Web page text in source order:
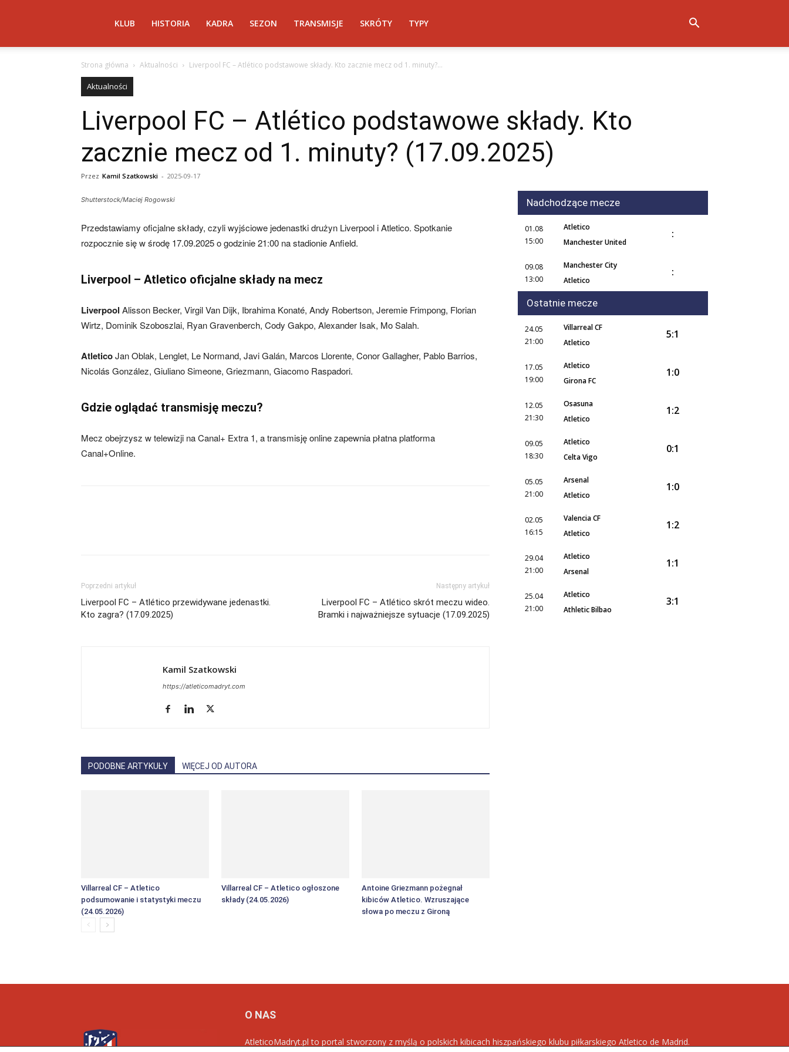
Madryt
AtleticoMadryt.pl
KLUB HISTORIA KADRA SEZON TRANSMISJE SKRÓTY TYPY
Strona główna Aktualności Liverpool FC – Atlético podstawowe składy. Kto zacznie mecz od 1. minuty?...
Aktualności
Liverpool FC – Atlético podstawowe składy. Kto
zacznie mecz od 1. minuty? (17.09.2025)
Przez Kamil Szatkowski - 2025-09-17
Shutterstock/Maciej Rogowski
Przedstawiamy oficjalne składy, czyli wyjściowe jedenastki drużyn Liverpool i Atletico. Spotkanie
rozpocznie się w środę 17.09.2025 o godzinie 21:00 na stadionie Anfield.
Liverpool – Atletico oficjalne składy na mecz
Liverpool Alisson Becker, Virgil Van Dijk, Ibrahima Konaté, Andy Robertson, Jeremie Frimpong, Florian
Wirtz, Dominik Szoboszlai, Ryan Gravenberch, Cody Gakpo, Alexander Isak, Mo Salah.
AtleticoJan Oblak, Lenglet, Le Normand, Javi Galán, Marcos Llorente, Conor Gallagher, Pablo Barrios,
Nicolás González, Giuliano Simeone, Griezmann, Giacomo Raspadori.
Gdzie oglądać transmisję meczu?
Mecz obejrzysz w telewizji na Canal+ Extra 1, a transmisję online zapewnia płatna platforma
Canal+Online.
Poprzedni artykuł
Liverpool FC – Atlético przewidywane jedenastki.
Kto zagra? (17.09.2025)
Następny artykuł
Liverpool FC – Atlético skrót meczu wideo.
Bramki i najważniejsze sytuacje (17.09.2025)
Kamil Szatkowski
https://atleticomadryt.com
PODOBNE ARTYKUŁY WIĘCEJ OD AUTORA
Villarreal CF – Atletico
podsumowanie i statystyki meczu
(24.05.2026)
Villarreal CF – Atletico ogłoszone
składy (24.05.2026)
Antoine Griezmann pożegnał
kibiców Atletico. Wzruszające
słowa po meczu z Gironą
Nadchodzące mecze
01.08
15:00
Atletico
Manchester United
:
09.08
13:00
Manchester City
Atletico
:
Ostatnie mecze
24.05
21:00
Villarreal CF
Atletico
5:1
17.05
19:00
Atletico
Girona FC
1:0
12.05
21:30
Osasuna
Atletico
1:2
09.05
18:30
Atletico
Celta Vigo
0:1
05.05
21:00
Arsenal
Atletico
1:0
02.05
16:15
Valencia CF
Atletico
1:2
29.04
21:00
Atletico
Arsenal
1:1
25.04
21:00
Atletico
Athletic Bilbao
3:1
O NAS
AtleticoMadryt.pl to portal stworzony z myślą o polskich kibicach hiszpańskiego klubu piłkarskiego Atletico de Madrid.